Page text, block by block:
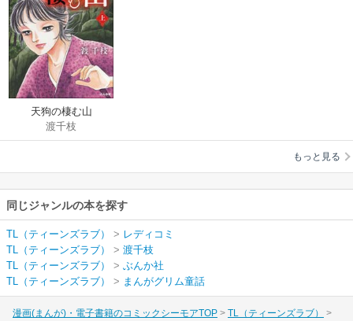
天狗の棲む山
渡千枝
もっと見る
同じジャンルの本を探す
TL（ティーンズラブ） > レディコミ
TL（ティーンズラブ）
> 渡千枝
TL（ティーンズラブ）
> ぶんか社
TL（ティーンズラブ）
> まんがグリム童話
漫画(まんが)・電子書籍のコミックシーモアTOP
TL（ティーンズラブ）